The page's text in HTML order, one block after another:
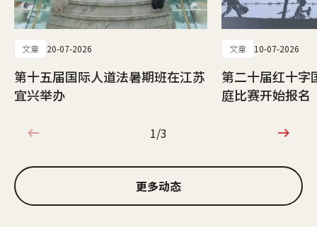
文章 20-07-2026
第十五届国际人道法暑期班在江苏
宜兴举办
文章 10-07-2026
第二十届红十字
庭比赛开始报名
1/3
1/3
更多动态